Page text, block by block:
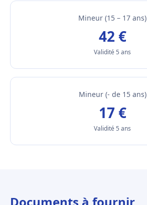
Mineur (15 – 17 ans)
42 €
Validité 5 ans
Mineur (- de 15 ans)
17 €
Validité 5 ans